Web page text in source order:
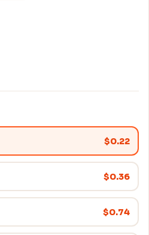
$0.22
$0.36
$0.74